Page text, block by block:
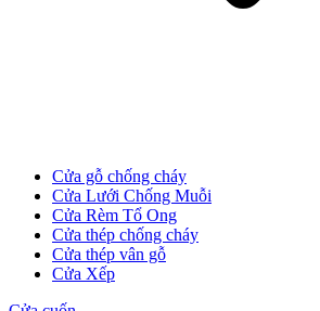
Cửa gỗ chống cháy
Cửa Lưới Chống Muỗi
Cửa Rèm Tổ Ong
Cửa thép chống cháy
Cửa thép vân gỗ
Cửa Xếp